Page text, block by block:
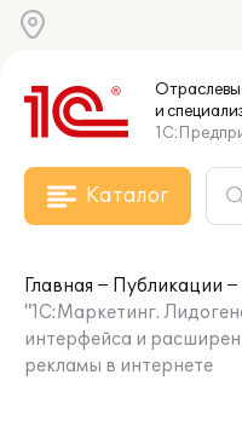
и
Каталог
Главная
Публикации
"1С:Маркетинг.
интерфейса и
рекламы в интернете